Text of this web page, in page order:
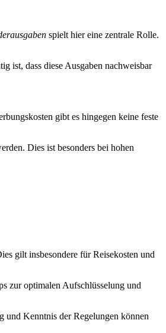
spielt hier eine zentrale Rolle.
ist, dass diese Ausgaben nachweisbar
gibt es hingegen keine feste
Dies ist besonders bei hohen
gilt insbesondere für Reisekosten und
zur optimalen Aufschlüsselung und
und Kenntnis der Regelungen können